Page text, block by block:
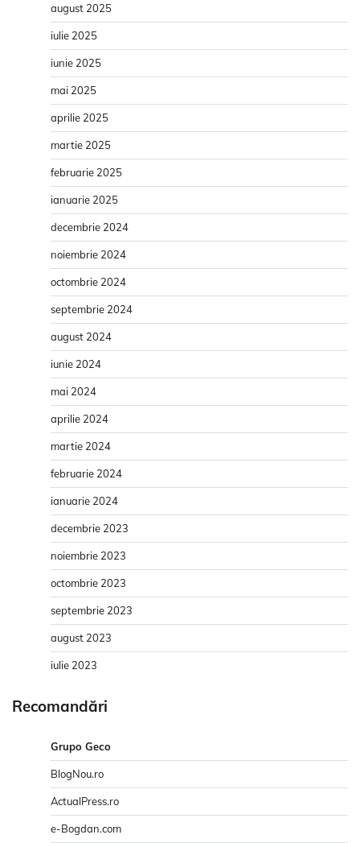
august 2025
iulie 2025
iunie 2025
mai 2025
aprilie 2025
martie 2025
februarie 2025
ianuarie 2025
decembrie 2024
noiembrie 2024
octombrie 2024
septembrie 2024
august 2024
iunie 2024
mai 2024
aprilie 2024
martie 2024
februarie 2024
ianuarie 2024
decembrie 2023
noiembrie 2023
octombrie 2023
septembrie 2023
august 2023
iulie 2023
Recomandări
Grupo Geco
BlogNou.ro
ActualPress.ro
e-Bogdan.com